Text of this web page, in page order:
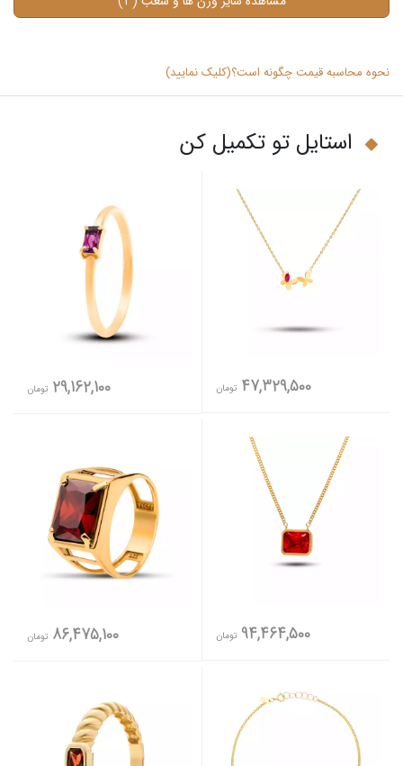
نحوه محاسبه قیمت چگونه است؟(کلیک نمایید)
استایل تو تکمیل کن
47,329,500 تومان 29,162,100 تومان
94,464,500 تومان 86,475,100 تومان